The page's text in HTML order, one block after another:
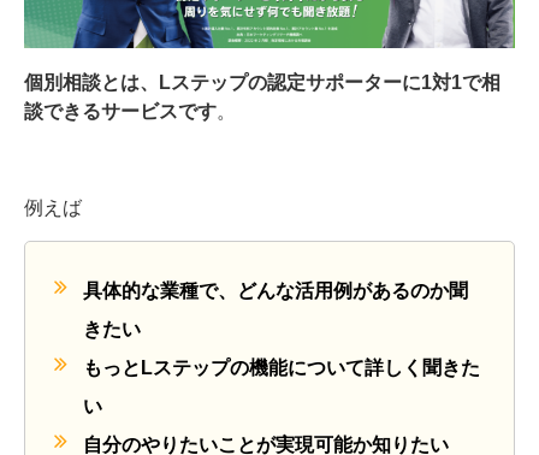
個別相談とは、Lステップの認定サポーターに1対1で相
談できるサービスです
例えば
具体的な業種で、どんな活用例があるのか聞
きたい
もっとLステップの機能について詳しく聞きた
い
自分のやりたいことが実現可能か知りたい